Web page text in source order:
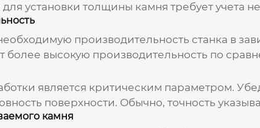
для установки толщины камня требует учета
производительность станка в
более высокую производительность по
является критическим параметром.
поверхности. Обычно, точность
камня